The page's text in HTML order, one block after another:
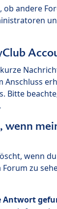
ob andere
Anschluss
Bitte
wenn
wenn
zu
Antwort